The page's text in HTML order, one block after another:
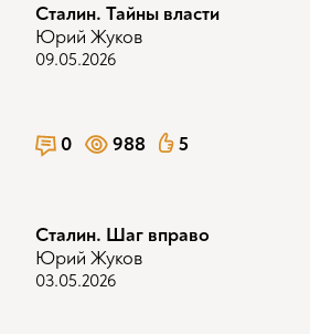
Сталин. Тайны власти
Юрий Жуков
09.05.2026
0 988 5
Сталин. Шаг вправо
Юрий Жуков
03.05.2026